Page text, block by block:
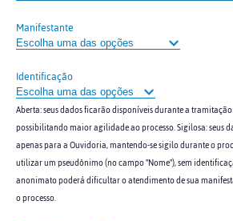
Manifestante
Identificação
Aberta: seus dados ficarão disponíveis durante a
possibilitando maior agilidade ao processo. Sigilosa: seus
apenas para a Ouvidoria, mantendo-se sigilo durante o
utilizar um pseudônimo (no campo "Nome"), sem
anonimato poderá dificultar o atendimento de sua
o processo.